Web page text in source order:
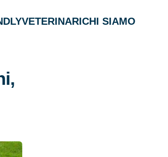
VETERINARICHI SIAMO